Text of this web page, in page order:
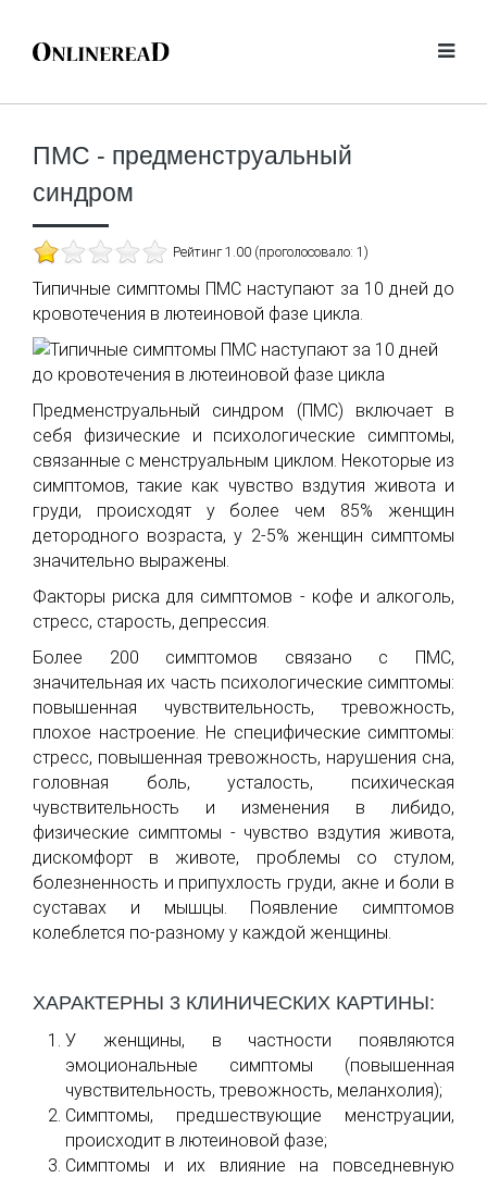
ПМС - предменструальный
синдром
Рейтинг 1.00 (проголосовало: 1)
Типичные симптомы ПМС наступают за 10 дней до
кровотечения в лютеиновой фазе цикла.
Предменструальный синдром (ПМС) включает в
себя физические и психологические симптомы,
связанные с менструальным циклом. Некоторые из
симптомов, такие как чувство вздутия живота и
груди, происходят у более чем 85% женщин
детородного возраста, у 2-5% женщин симптомы
значительно выражены.
Факторы риска для симптомов - кофе и алкоголь,
стресс, старость, депрессия.
Более 200 симптомов связано с ПМС,
значительная их часть психологические симптомы:
повышенная чувствительность, тревожность,
плохое настроение. Не специфические симптомы:
стресс, повышенная тревожность, нарушения сна,
головная боль, усталость, психическая
чувствительность и изменения в либидо,
физические симптомы - чувство вздутия живота,
дискомфорт в животе, проблемы со стулом,
болезненность и припухлость груди, акне и боли в
суставах и мышцы. Появление симптомов
колеблется по-разному у каждой женщины.
ХАРАКТЕРНЫ 3 КЛИНИЧЕСКИХ КАРТИНЫ:
У женщины, в частности появляются
эмоциональные симптомы (повышенная
чувствительность, тревожность, меланхолия);
Симптомы, предшествующие менструации,
происходит в лютеиновой фазе;
Симптомы и их влияние на повседневную